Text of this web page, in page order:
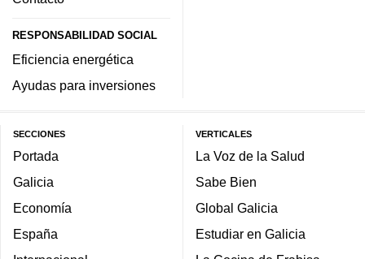
RESPONSABILIDAD SOCIAL
Eficiencia energética
Ayudas para inversiones
SECCIONES
Portada
Galicia
Economía
España
VERTICALES
La Voz de la Salud
Sabe Bien
Global Galicia
Estudiar en Galicia